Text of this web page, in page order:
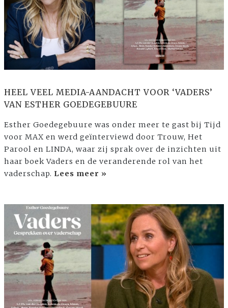
HEEL VEEL MEDIA-AANDACHT VOOR ‘VADERS’
VAN ESTHER GOEDEGEBUURE
Esther Goedegebuure was onder meer te gast bij Tijd
voor MAX en werd geïnterviewd door Trouw, Het
Parool en LINDA, waar zij sprak over de inzichten uit
haar boek Vaders en de veranderende rol van het
vaderschap. Lees meer »